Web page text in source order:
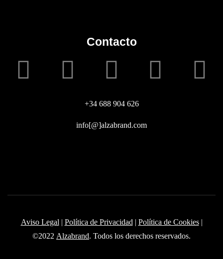
Contacto
+34 688 904 626
info[@]alzabrand.com
Aviso Legal | Política de Privacidad | Política de Cookies|
©2022 Alzabrand. Todos los derechos reservados.